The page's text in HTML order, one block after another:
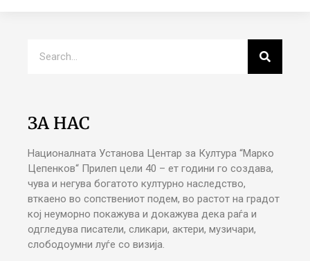
ЗА НАС
Националната Установа Центар за Култура “Марко
Цепенков“ Прилеп цели 40 – ет години го создава,
чува и негува богатото културно наследство,
вткаено во сопствениот подем, во растот на градот
кој неуморно покажува и докажува дека раѓа и
одгледува писатели, сликари, актери, музичари,
слободоумни луѓе со визија.